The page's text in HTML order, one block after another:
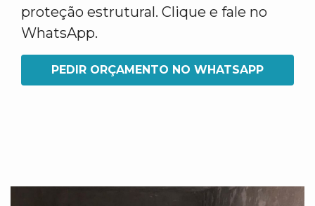
proteção estrutural. Clique e fale no
WhatsApp.
PEDIR ORÇAMENTO NO WHATSAPP